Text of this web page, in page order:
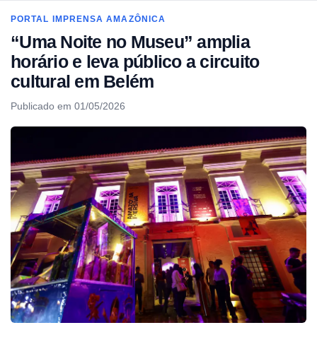
PORTAL IMPRENSA AMAZÔNICA
“Uma Noite no Museu” amplia
horário e leva público a circuito
cultural em Belém
Publicado em 01/05/2026